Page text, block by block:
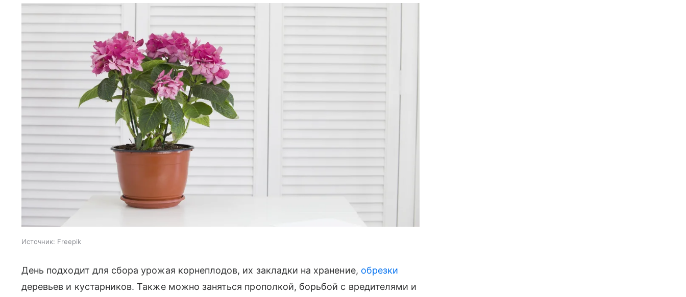
Источник: Freepik
День подходит для сбора урожая корнеплодов, их закладки на хранение, обрезки
деревьев и кустарников. Также можно заняться прополкой, борьбой с вредителями и